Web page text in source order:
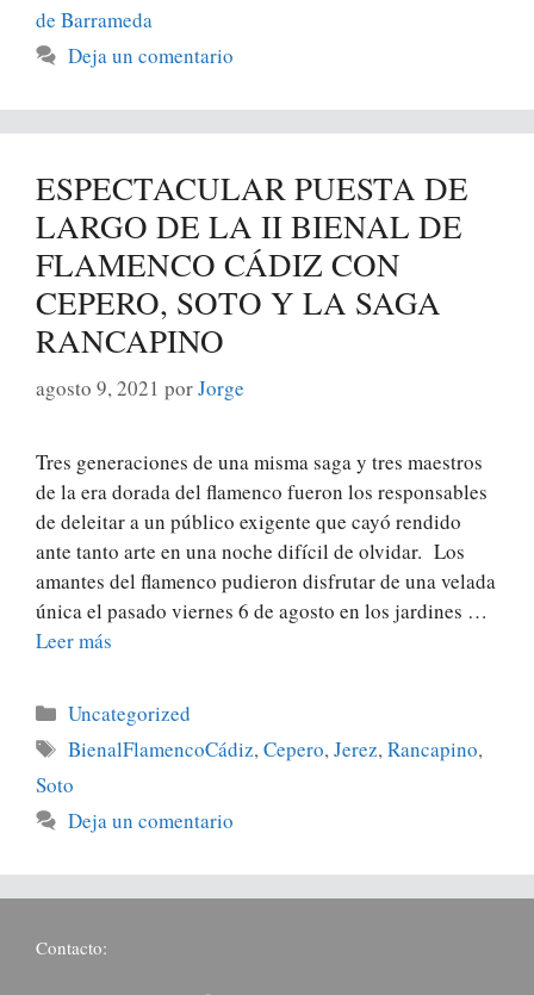
de Barrameda
Deja un comentario
ESPECTACULAR PUESTA DE
LARGO DE LA II BIENAL DE
FLAMENCO CÁDIZ CON
CEPERO, SOTO Y LA SAGA
RANCAPINO
agosto 9, 2021 porJorge
Tres generaciones de una misma saga y tres maestros
de la era dorada del flamenco fueron los responsables
de deleitar a un público exigente que cayó rendido
ante tanto arte en una noche difícil de olvidar. Los
amantes del flamenco pudieron disfrutar de una velada
única el pasado viernes 6 de agosto en los jardines …
Leer más
Uncategorized
BienalFlamencoCádiz,Cepero,Jerez,Rancapino,
Soto
Deja un comentario
Contacto: